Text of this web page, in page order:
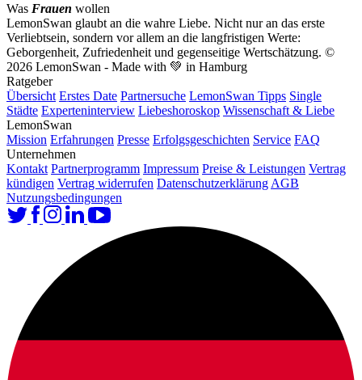
Was Frauen wollen
LemonSwan glaubt an die wahre Liebe. Nicht nur an das erste
Verliebtsein, sondern vor allem an die langfristigen Werte:
Geborgenheit, Zufriedenheit und gegenseitige Wertschätzung. ©
2026 LemonSwan - Made with 💚 in Hamburg
Ratgeber
Übersicht Erstes Date Partnersuche LemonSwan Tipps Single
Städte Experteninterview Liebeshoroskop Wissenschaft & Liebe
LemonSwan
Mission Erfahrungen Presse Erfolgsgeschichten Service FAQ
Unternehmen
Kontakt Partnerprogramm Impressum Preise & Leistungen Vertrag
kündigen Vertrag widerrufen Datenschutzerklärung AGB
Nutzungsbedingungen